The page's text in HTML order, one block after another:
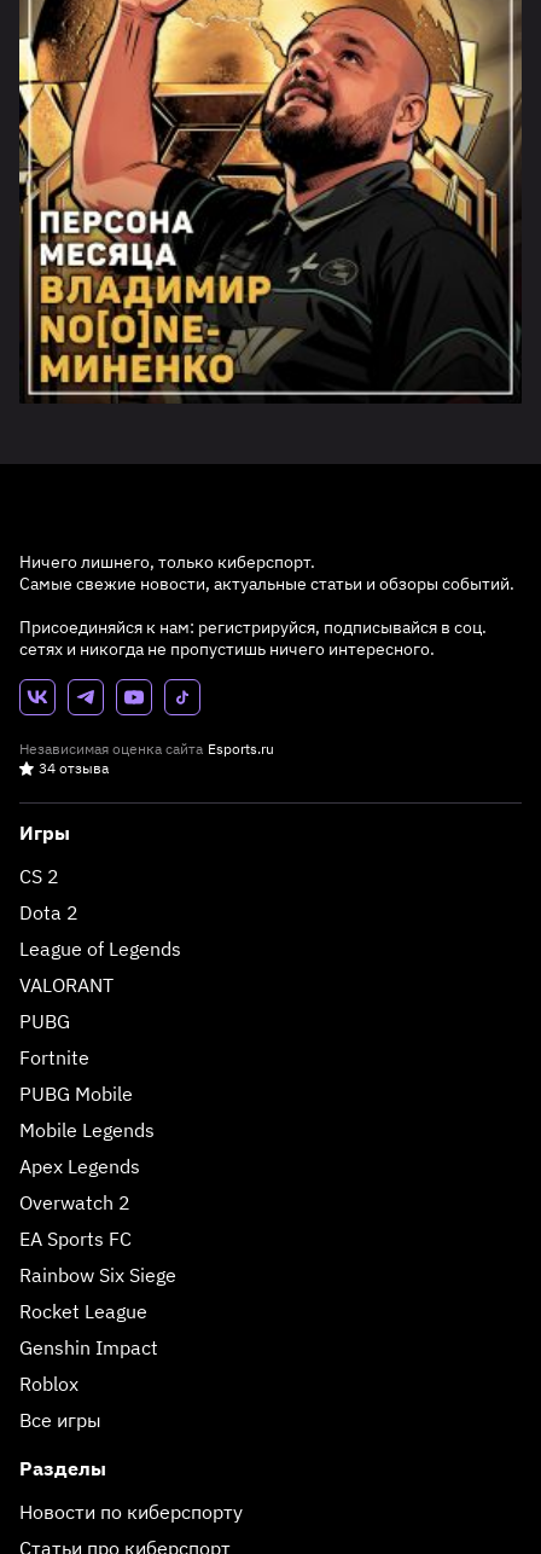
Ничего лишнего, только киберспорт.
Самые свежие новости, актуальные статьи и обзоры событий.
Присоединяйся к нам: регистрируйся, подписывайся в соц.
сетях и никогда не пропустишь ничего интересного.
Независимая оценка сайта Esports.ru
34 отзыва
Игры
CS 2
Dota 2
League of Legends
VALORANT
PUBG
Fortnite
PUBG Mobile
Mobile Legends
Apex Legends
Overwatch 2
EA Sports FC
Rainbow Six Siege
Rocket League
Genshin Impact
Roblox
Все игры
Разделы
Новости по киберспорту
Статьи про киберспорт